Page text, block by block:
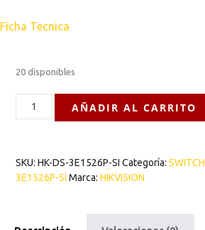
Ficha Tecnica
20 disponibles
AÑADIR AL CARRITO
SKU:HK-DS-3E1526P-SI Categoría:SWITCH
3E1526P-SI Marca:HIKVISION